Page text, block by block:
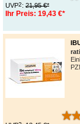
UVP2: 21,95 €*
Ihr Preis: 19,43 €*